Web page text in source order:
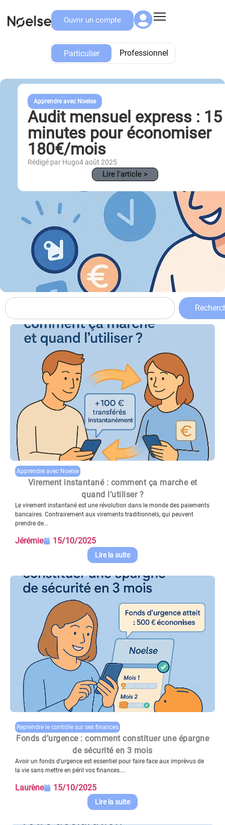
Ouvrir un compte
Particulier Professionnel
Particulier
Apprendre avec Noelse
Audit mensuel express : 15
minutes pour économiser
180€/mois
Rédigé par Hugo4 août 2025
Lire l'article >
Apprendre avec Noelse
Virement instantané : comment ça marche et
quand l’utiliser ?
Le virement instantané est une révolution dans le monde des paiements
bancaires. Contrairement aux virements traditionnels, qui peuvent
prendre de...
Jérémie 15/10/2025
Lire la suite
Reprendre le contrôle sur ses finances
Fonds d’urgence : comment constituer une épargne
de sécurité en 3 mois
Avoir un fonds d’urgence est essentiel pour faire face aux imprévus de
la vie sans mettre en péril vos finances....
Laurène 15/10/2025
Lire la suite